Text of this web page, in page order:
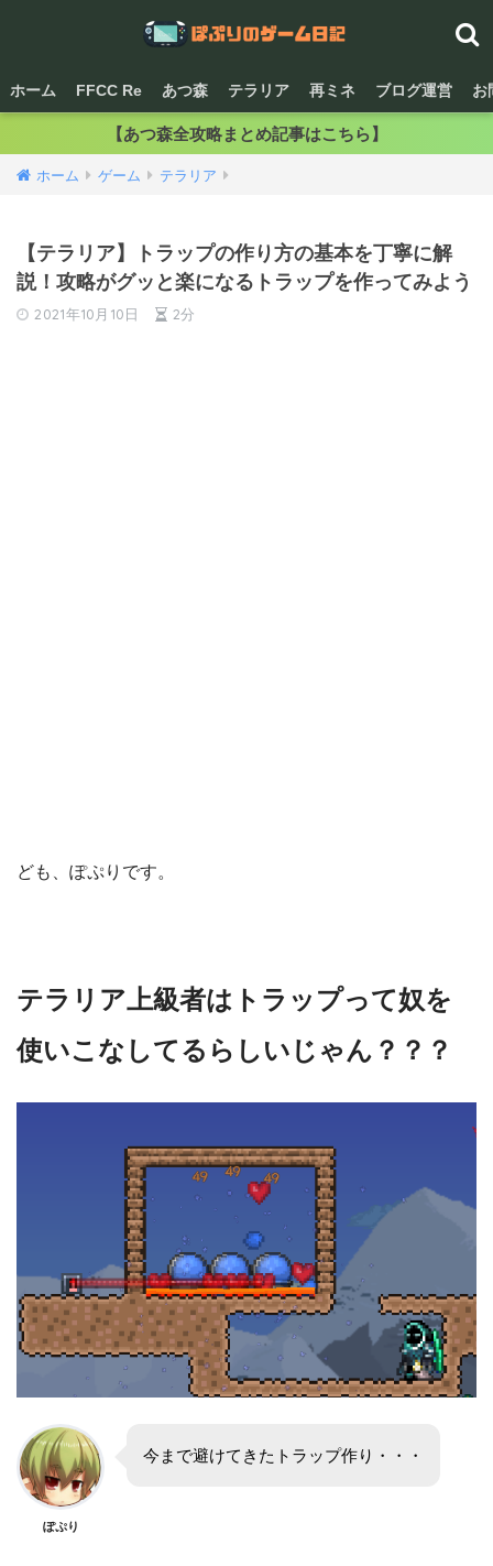
ホーム FFCC Re あつ森 テラリア 再ミネ ブログ運営 お
【あつ森全攻略まとめ記事はこちら】
ホーム ゲーム テラリア
【テラリア】トラップの作り方の基本を丁寧に解
説！攻略がグッと楽になるトラップを作ってみよう
2021年10月10日 2分
ども、ぽぷりです。
テラリア上級者はトラップって奴を
使いこなしてるらしいじゃん？？？
ぽぷり
今まで避けてきたトラップ作り・・・